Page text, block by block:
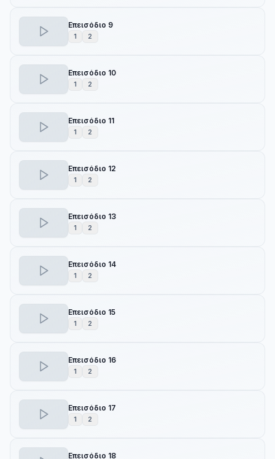
Επεισόδιο 9
1 2
Επεισόδιο 10
1 2
Επεισόδιο 11
1 2
Επεισόδιο 12
1 2
Επεισόδιο 13
1 2
Επεισόδιο 14
1 2
Επεισόδιο 15
1 2
Επεισόδιο 16
1 2
Επεισόδιο 17
1 2
Επεισόδιο 18